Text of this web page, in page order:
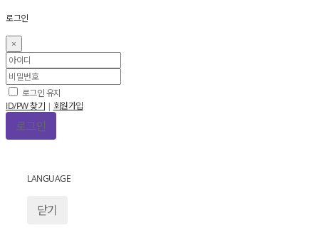
로그인
×
로그인 유지
ID/PW 찾기 | 회원가입
LANGUAGE
닫기